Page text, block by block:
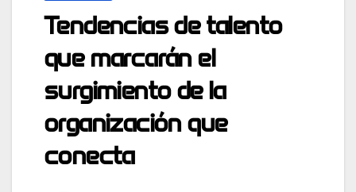
Tendencias de talento
que marcarán el
surgimiento de la
organización que
conecta